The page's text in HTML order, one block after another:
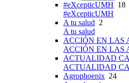
#eXcepticUMH 18
#eXcepticUMH
A tu salud 2
A tu salud
ACCIÓN EN LAS
ACCIÓN EN LAS
ACTUALIDAD
ACTUALIDAD
Agrophoenix 24